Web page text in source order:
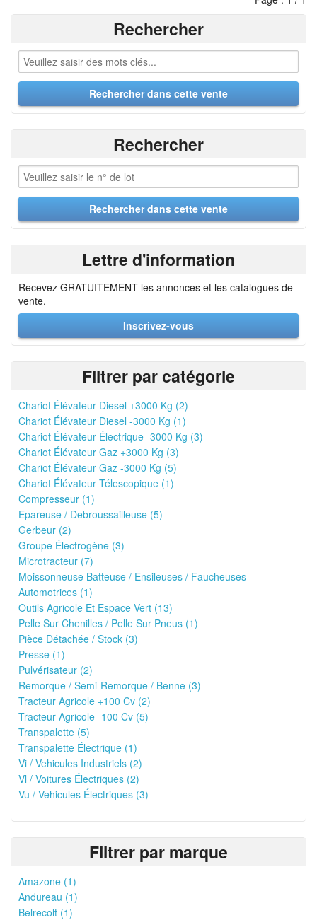
Rechercher
Rechercher
Lettre d'information
Recevez GRATUITEMENT les annonces et les catalogues de
vente.
Inscrivez-vous
Filtrer par catégorie
Chariot Élévateur Diesel +3000 Kg (2)
Chariot Élévateur Diesel -3000 Kg (1)
Chariot Élévateur Électrique -3000 Kg (3)
Chariot Élévateur Gaz +3000 Kg (3)
Chariot Élévateur Gaz -3000 Kg (5)
Chariot Élévateur Télescopique (1)
Compresseur (1)
Epareuse / Debroussailleuse (5)
Gerbeur (2)
Groupe Électrogène (3)
Microtracteur (7)
Moissonneuse Batteuse / Ensileuses / Faucheuses
Automotrices (1)
Outils Agricole Et Espace Vert (13)
Pelle Sur Chenilles / Pelle Sur Pneus (1)
Pièce Détachée / Stock (3)
Presse (1)
Pulvérisateur (2)
Remorque / Semi-Remorque / Benne (3)
Tracteur Agricole +100 Cv (2)
Tracteur Agricole -100 Cv (5)
Transpalette (5)
Transpalette Électrique (1)
Vi / Vehicules Industriels (2)
Vl / Voitures Électriques (2)
Vu / Vehicules Électriques (3)
Filtrer par marque
Amazone (1)
Andureau (1)
Belrecolt (1)